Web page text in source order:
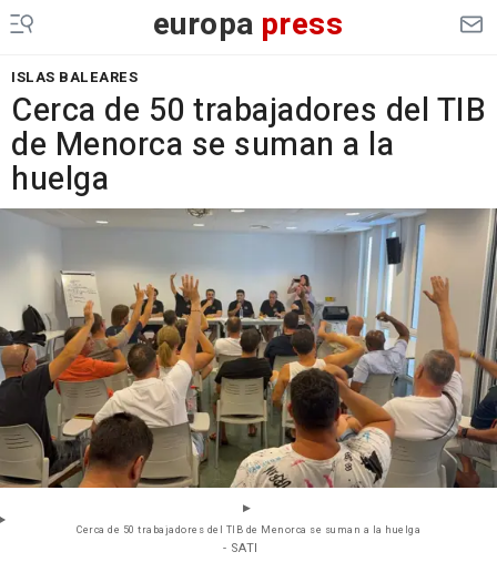
europa press
ISLAS BALEARES
Cerca de 50 trabajadores del TIB
de Menorca se suman a la
huelga
Cerca de 50 trabajadores del TIB de Menorca se suman a la huelga
- SATI